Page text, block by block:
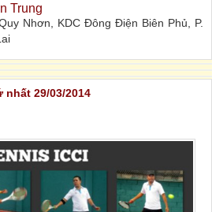
Trung
Nhơn, KDC Đông Điện Biên Phủ, P.
nhất 29/03/2014